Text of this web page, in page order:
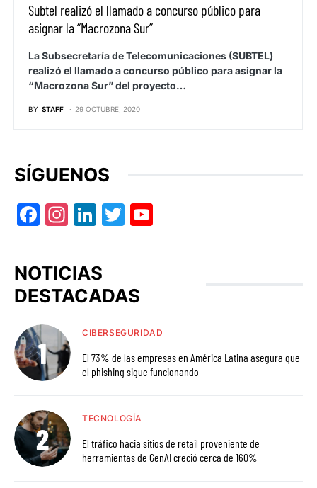
Subtel realizó el llamado a concurso público para
asignar la “Macrozona Sur”
La Subsecretaría de Telecomunicaciones (SUBTEL)
realizó el llamado a concurso público para asignar la
“Macrozona Sur” del proyecto…
BY STAFF 29 OCTUBRE, 2020
SÍGUENOS
Facebook
Instagram
LinkedIn
Twitter
NOTICIAS
DESTACADAS
CIBERSEGURIDAD
El 73% de las empresas en América Latina asegura que
el phishing sigue funcionando
TECNOLOGÍA
El tráfico hacia sitios de retail proveniente de
herramientas de GenAI creció cerca de 160%